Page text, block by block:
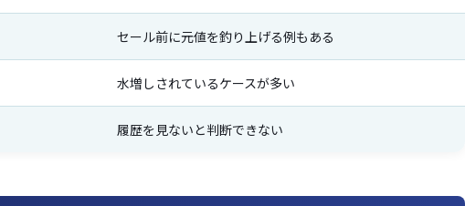
セール前に元値を釣り上げる例もある
水増しされているケースが多い
履歴を見ないと判断できない